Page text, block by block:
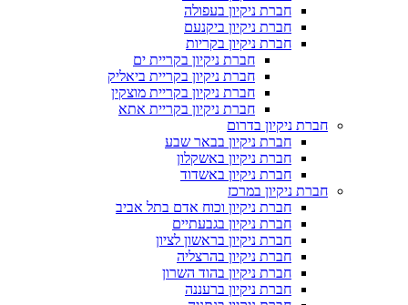
חברת ניקיון בעפולה
חברת ניקיון ביקנעם
חברת ניקיון בקריות
חברת ניקיון בקריית ים
חברת ניקיון בקריית ביאליק
חברת ניקיון בקריית מוצקין
חברת ניקיון בקריית אתא
חברת ניקיון בדרום
חברת ניקיון בבאר שבע
חברת ניקיון באשקלון
חברת ניקיון באשדוד
חברת ניקיון במרכז
חברת ניקיון וכוח אדם בתל אביב
חברת ניקיון בגבעתיים
חברת ניקיון בראשון לציון
חברת ניקיון בהרצליה
חברת ניקיון בהוד השרון
חברת ניקיון ברעננה